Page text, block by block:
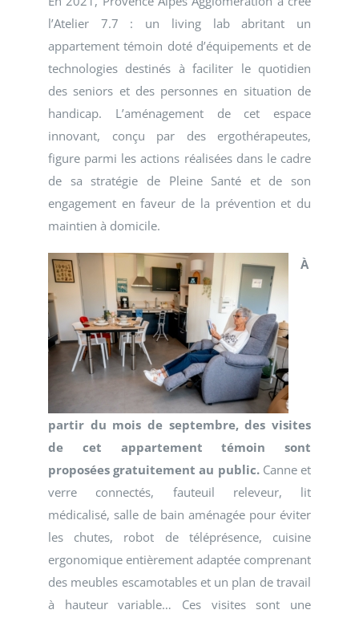
l’Atelier 7.7 : un living lab abritant un
appartement témoin doté d’équipements et de
technologies destinés à faciliter le quotidien
des seniors et des personnes en situation de
handicap. L’aménagement de cet espace
innovant, conçu par des ergothérapeutes,
figure parmi les actions réalisées dans le cadre
de sa stratégie de Pleine Santé et de son
engagement en faveur de la prévention et du
maintien à domicile.
À
partir du mois de septembre, des visites
de cet appartement témoin sont
proposées gratuitement au public.Canne et
verre connectés, fauteuil releveur, lit
médicalisé, salle de bain aménagée pour éviter
les chutes, robot de téléprésence, cuisine
ergonomique entièrement adaptée comprenant
des meubles escamotables et un plan de travail
à hauteur variable… Ces visites sont une